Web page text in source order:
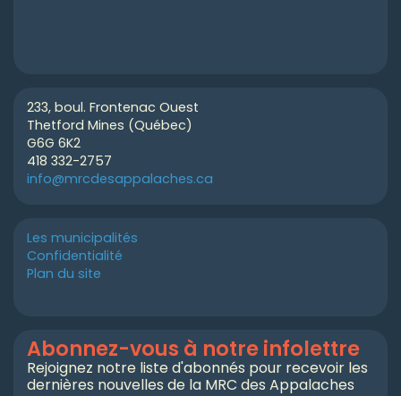
233, boul. Frontenac Ouest
Thetford Mines (Québec)
G6G 6K2
418 332-2757
info@mrcdesappalaches.ca
Les municipalités
Confidentialité
Plan du site
Abonnez-vous à notre infolettre
Rejoignez notre liste d'abonnés pour recevoir les
dernières nouvelles de la MRC des Appalaches